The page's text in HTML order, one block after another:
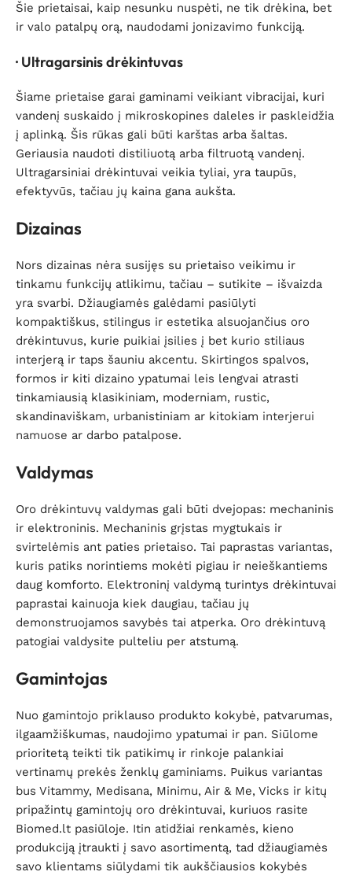
Šie prietaisai, kaip nesunku nuspėti, ne tik drėkina, bet
ir valo patalpų orą, naudodami jonizavimo funkciją.
· Ultragarsinis drėkintuvas
Šiame prietaise garai gaminami veikiant vibracijai, kuri
vandenį suskaido į mikroskopines daleles ir paskleidžia
į aplinką. Šis rūkas gali būti karštas arba šaltas.
Geriausia naudoti distiliuotą arba filtruotą vandenį.
Ultragarsiniai drėkintuvai veikia tyliai, yra taupūs,
efektyvūs, tačiau jų kaina gana aukšta.
Dizainas
Nors dizainas nėra susijęs su prietaiso veikimu ir
tinkamu funkcijų atlikimu, tačiau – sutikite – išvaizda
yra svarbi. Džiaugiamės galėdami pasiūlyti
kompaktiškus, stilingus ir estetika alsuojančius oro
drėkintuvus, kurie puikiai įsilies į bet kurio stiliaus
interjerą ir taps šauniu akcentu. Skirtingos spalvos,
formos ir kiti dizaino ypatumai leis lengvai atrasti
tinkamiausią klasikiniam, moderniam, rustic,
skandinaviškam, urbanistiniam ar kitokiam interjerui
namuose ar darbo patalpose.
Valdymas
Oro drėkintuvų valdymas gali būti dvejopas: mechaninis
ir elektroninis. Mechaninis grįstas mygtukais ir
svirtelėmis ant paties prietaiso. Tai paprastas variantas,
kuris patiks norintiems mokėti pigiau ir neieškantiems
daug komforto. Elektroninį valdymą turintys drėkintuvai
paprastai kainuoja kiek daugiau, tačiau jų
demonstruojamos savybės tai atperka. Oro drėkintuvą
patogiai valdysite pulteliu per atstumą.
Gamintojas
Nuo gamintojo priklauso produkto kokybė, patvarumas,
ilgaamžiškumas, naudojimo ypatumai ir pan. Siūlome
prioritetą teikti tik patikimų ir rinkoje palankiai
vertinamų prekės ženklų gaminiams. Puikus variantas
bus Vitammy, Medisana, Minimu, Air & Me, Vicks ir kitų
pripažintų gamintojų oro drėkintuvai, kuriuos rasite
Biomed.lt pasiūloje. Itin atidžiai renkamės, kieno
produkciją įtraukti į savo asortimentą, tad džiaugiamės
savo klientams siūlydami tik aukščiausios kokybės